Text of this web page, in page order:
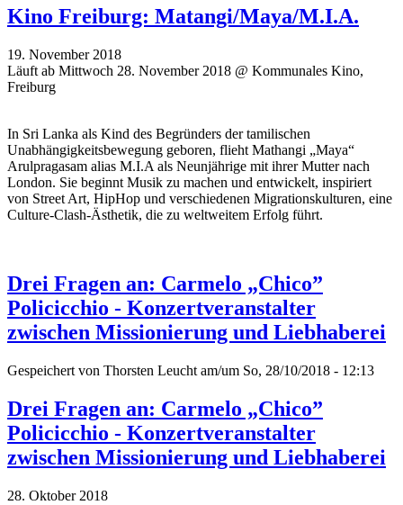
Kino Freiburg: Matangi/Maya/M.I.A.
19. November 2018
Läuft ab Mittwoch 28. November 2018 @ Kommunales Kino,
Freiburg
In Sri Lanka als Kind des Begründers der tamilischen
Unabhängigkeitsbewegung geboren, flieht Mathangi „Maya“
Arulpragasam alias M.I.A als Neunjährige mit ihrer Mutter nach
London. Sie beginnt Musik zu machen und entwickelt, inspiriert
von Street Art, HipHop und verschiedenen Migrationskulturen, eine
Culture-Clash-Ästhetik, die zu weltweitem Erfolg führt.
Drei Fragen an: Carmelo „Chico”
Policicchio - Konzertveranstalter
zwischen Missionierung und Liebhaberei
Gespeichert von Thorsten Leucht am/um So, 28/10/2018 - 12:13
Drei Fragen an: Carmelo „Chico”
Policicchio - Konzertveranstalter
zwischen Missionierung und Liebhaberei
28. Oktober 2018